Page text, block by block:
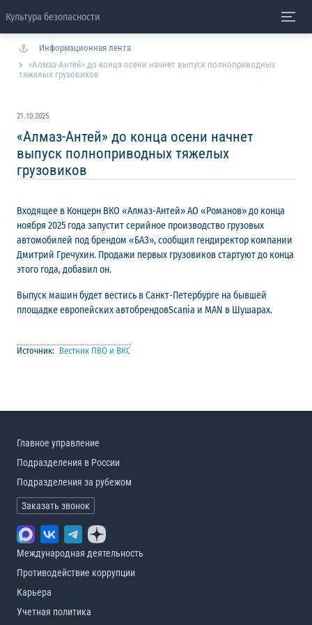
Культура безопасности
Информационная лента
«Алмаз-Антей» до конца осени начнет выпуск полноприводных
тяжелых грузовиков
21.10.2025
«Алмаз-Антей» до конца осени начнет
выпуск полноприводных тяжелых
грузовиков
Входящее в Концерн ВКО «Алмаз-Антей» АО «Романов» до конца
ноября 2025 года запустит серийное производство грузовых
автомобилей под брендом «БАЗ», сообщил гендиректор компании
Дмитрий Гречухин. Продажи первых грузовиков стартуют до конца
этого года, добавил он.
Выпуск машин будет вестись в Санкт-Петербурге на бывшей
площадке европейских автобрендовScania и MAN в Шушарах.
Источник: Вестник ПВО и ВКС
Главное управление
Подразделения в России
Подразделения за рубежом
Заказать звонок
Международная деятельность
Противодействие коррупции
Карьера
Учетная политика